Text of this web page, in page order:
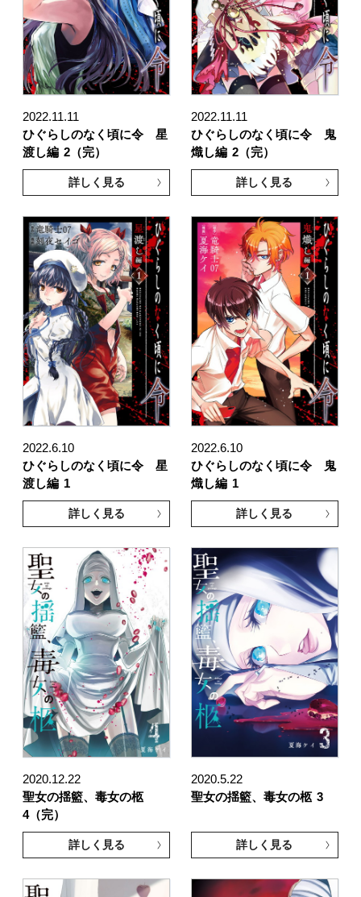
2022.11.11
ひぐらしのなく頃に令 星
渡し編 2（完）
詳しく見る
2022.11.11
ひぐらしのなく頃に令 鬼
熾し編 2（完）
詳しく見る
2022.6.10
ひぐらしのなく頃に令 星
渡し編 1
詳しく見る
2022.6.10
ひぐらしのなく頃に令 鬼
熾し編 1
詳しく見る
2020.12.22
聖女の揺籃、毒女の柩
4（完）
詳しく見る
2020.5.22
聖女の揺籃、毒女の柩 3
詳しく見る